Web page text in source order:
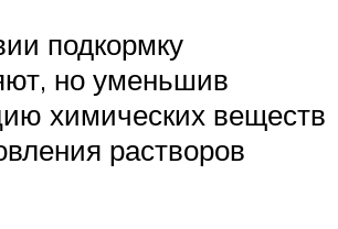
подкормку
но уменьшив
химических веществ
растворов